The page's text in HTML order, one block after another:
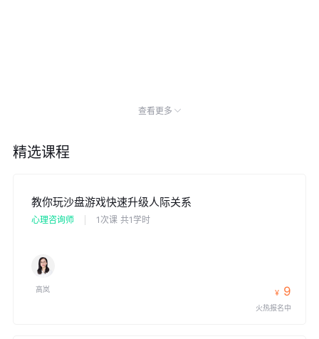
查看更多
精选课程
教你玩沙盘游戏快速升级人际关系
心理咨询师 1次课 共1学时
高岚 ¥ 9
火热报名中